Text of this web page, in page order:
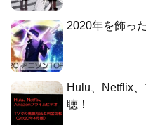
2020年を飾っ
Hulu、Netflix
聴！